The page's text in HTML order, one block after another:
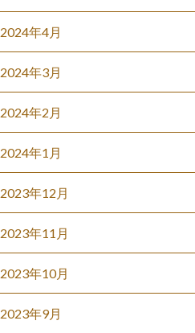
2024年4月
2024年3月
2024年2月
2024年1月
2023年12月
2023年11月
2023年10月
2023年9月